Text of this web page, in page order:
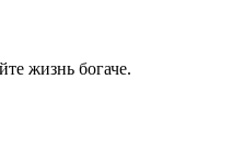
жизнь богаче.